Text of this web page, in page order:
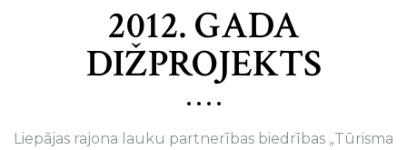
2012. GADA
DIŽPROJEKTS
Liepājas rajona lauku partnerības biedrības „Tūrisma